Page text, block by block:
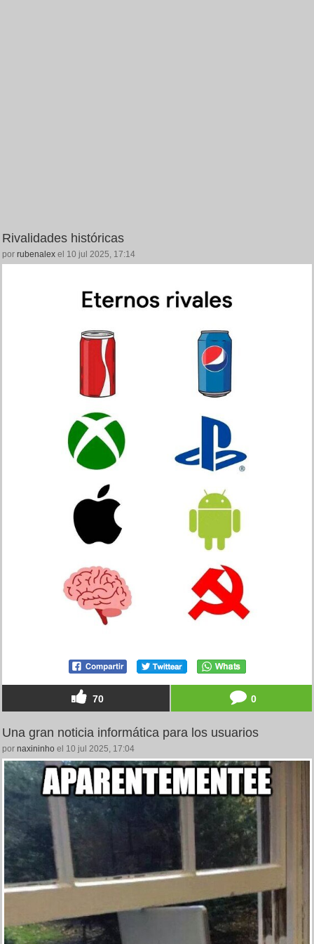
Rivalidades históricas
por rubenalex el 10 jul 2025, 17:14
70 0
Una gran noticia informática para los usuarios
por naxininho el 10 jul 2025, 17:04